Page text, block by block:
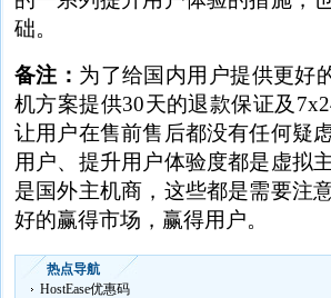
础。
备注： 为了给国内用户提供更好
机方案提供30天的退款保证及
让用户在售前售后都没有任何疑
用户、提升用户体验度都是虚拟
是国外主机商，这些都是需要注
好的赢得市场，赢得用户。
热点导航
HostEase优惠码